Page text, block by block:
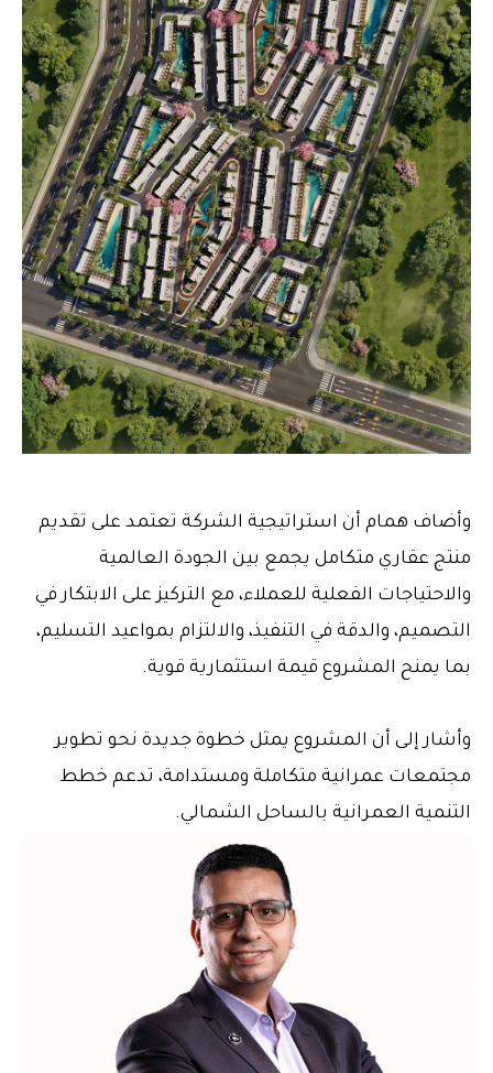
وأضاف همام أن استراتيجية الشركة تعتمد على تقديم
منتج عقاري متكامل يجمع بين الجودة العالمية
والاحتياجات الفعلية للعملاء، مع التركيز على الابتكار في
التصميم، والدقة في التنفيذ، والالتزام بمواعيد التسليم،
بما يمنح المشروع قيمة استثمارية قوية.
وأشار إلى أن المشروع يمثل خطوة جديدة نحو تطوير
مجتمعات عمرانية متكاملة ومستدامة، تدعم خطط
التنمية العمرانية بالساحل الشمالي.